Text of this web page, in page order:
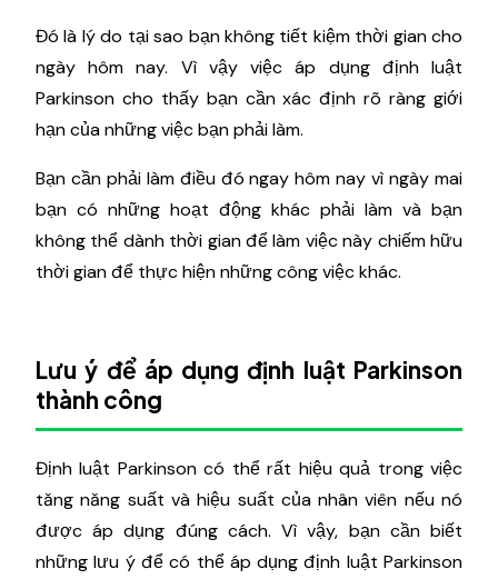
Đó là lý do tại sao bạn không tiết kiệm thời gian cho
ngày hôm nay. Vì vậy việc áp dụng định luật
Parkinson cho thấy bạn cần xác định rõ ràng giới
hạn của những việc bạn phải làm.
Bạn cần phải làm điều đó ngay hôm nay vì ngày mai
bạn có những hoạt động khác phải làm và bạn
không thể dành thời gian để làm việc này chiếm hữu
thời gian để thực hiện những công việc khác.
Lưu ý để áp dụng định luật Parkinson
thành công
Định luật Parkinson có thể rất hiệu quả trong việc
tăng năng suất và hiệu suất của nhân viên nếu nó
được áp dụng đúng cách. Vì vậy, bạn cần biết
những lưu ý để có thể áp dụng định luật Parkinson